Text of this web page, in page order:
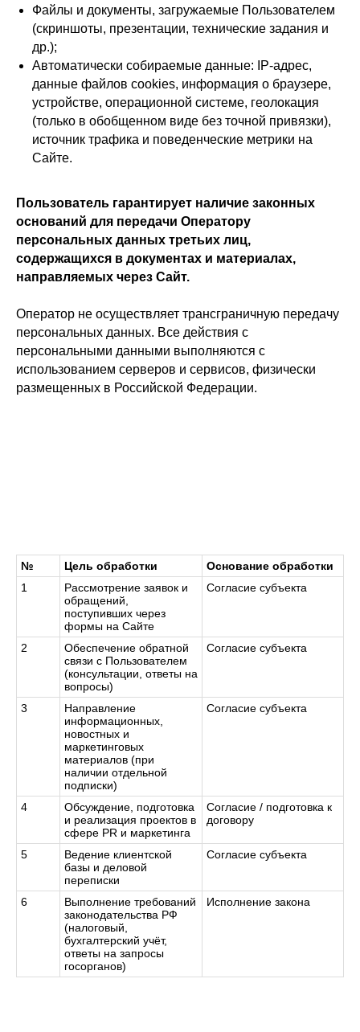
Файлы и документы, загружаемые Пользователем
(скриншоты, презентации, технические задания и
др.);
Автоматически собираемые данные: IP-адрес,
данные файлов cookies, информация о браузере,
устройстве, операционной системе, геолокация
(только в обобщенном виде без точной привязки),
источник трафика и поведенческие метрики на
Сайте.
Пользователь гарантирует наличие законных
оснований для передачи Оператору
персональных данных третьих лиц,
содержащихся в документах и материалах,
направляемых через Сайт.
Оператор не осуществляет трансграничную передачу
персональных данных. Все действия с
персональными данными выполняются с
использованием серверов и сервисов, физически
размещенных в Российской Федерации.
№ Цель обработки
Основание обработки
1
Рассмотрение заявок и
обращений,
поступивших через
формы на Сайте
Согласие субъекта
2
Обеспечение обратной
связи с Пользователем
(консультации, ответы на
вопросы)
Согласие субъекта
3
Направление
информационных,
новостных и
маркетинговых
материалов (при
наличии отдельной
подписки)
Согласие субъекта
4
Обсуждение, подготовка
и реализация проектов в
сфере PR и маркетинга
Согласие / подготовка к
договору
5
Ведение клиентской
базы и деловой
переписки
Согласие субъекта
6
Выполнение требований
законодательства РФ
(налоговый,
бухгалтерский учёт,
ответы на запросы
госорганов)
Исполнение закона